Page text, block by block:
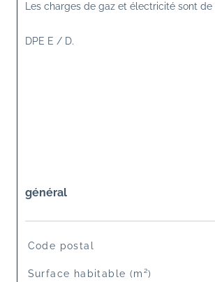
Les charges de gaz et électricité sont
DPE E / D.
général
TRAD_SIROCCO_Caracteristique
Code postal
Surface habitable (m²)